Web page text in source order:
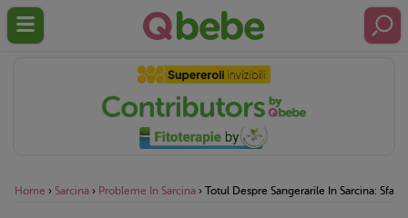
Home › Sarcina › Probleme In Sarcina › Totul Despre Sangerarile In Sarcina: